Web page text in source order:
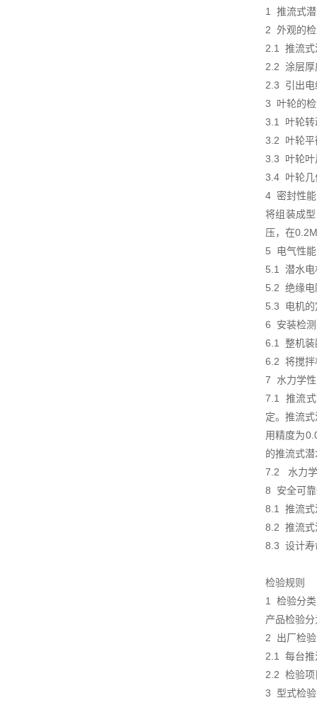
1 推流式
2 外观的
2.1 推流式
2.2 涂层厚
2.3 引出电
3 叶轮的
3.1 叶轮转
3.2 叶轮平
3.3 叶轮叶
3.4 叶轮几
4 密封性
将组装成
压，在
5 电气性
5.1 潜水电
5.2 绝缘电
5.3 电机的
6 安装检
6.1 整机装
6.2 将搅拌
7 水力学
7.1 推流式
定。推流
用精度为
的推流式
7.2 水力学
8 安全可
8.1 推流式
8.2 推流式
8.3 设计寿
检验规则
1 检验
产品检验
2 出厂检
2.1 每台推
2.2 检验项
3 型式